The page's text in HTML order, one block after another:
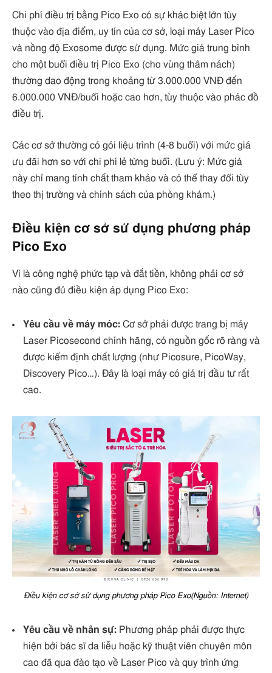
Chi phí điều trị bằng Pico Exo có sự khác biệt lớn tùy
thuộc vào địa điểm, uy tín của cơ sở, loại máy Laser Pico
và nồng độ Exosome được sử dụng. Mức giá trung bình
cho một buổi điều trị Pico Exo (cho vùng thâm nách)
thường dao động trong khoảng từ 3.000.000 VNĐ đến
6.000.000 VNĐ/buổi hoặc cao hơn, tùy thuộc vào phác đồ
điều trị.
Các cơ sở thường có gói liệu trình (4-8 buổi) với mức giá
ưu đãi hơn so với chi phí lẻ từng buổi. (Lưu ý: Mức giá
này chỉ mang tính chất tham khảo và có thể thay đổi tùy
theo thị trường và chính sách của phòng khám.)
Điều kiện cơ sở sử dụng phương pháp
Pico Exo
Vì là công nghệ phức tạp và đắt tiền, không phải cơ sở
nào cũng đủ điều kiện áp dụng Pico Exo:
Yêu cầu về máy móc: Cơ sở phải được trang bị máy
Laser Picosecond chính hãng, có nguồn gốc rõ ràng và
được kiểm định chất lượng (như Picosure, PicoWay,
Discovery Pico…). Đây là loại máy có giá trị đầu tư rất
cao.
Điều kiện cơ sở sử dụng phương pháp Pico Exo(Nguồn: Internet)
Yêu cầu về nhân sự: Phương pháp phải được thực
hiện bởi bác sĩ da liễu hoặc kỹ thuật viên chuyên môn
cao đã qua đào tạo về Laser Pico và quy trình ứng